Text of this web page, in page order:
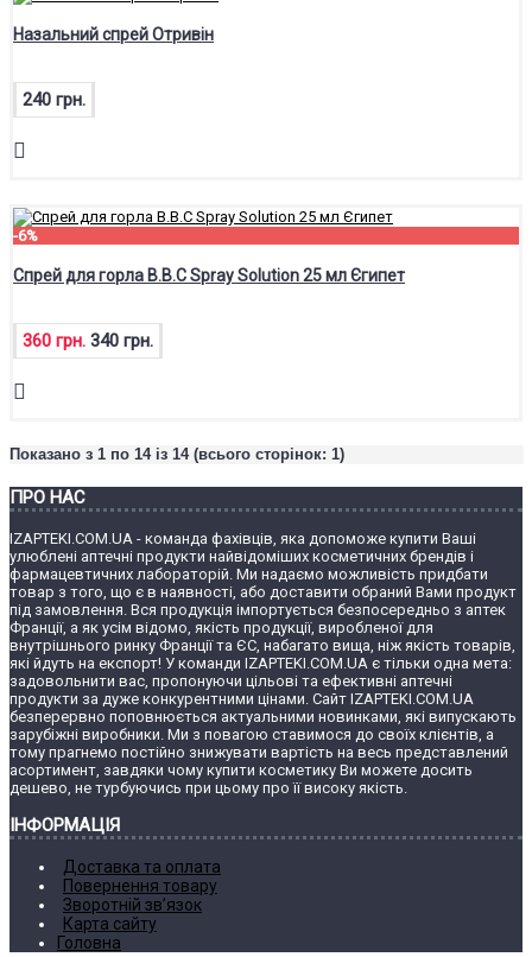
Назальний спрей Отривін
240 грн.
-6%
Спрей для горла B.B.C Spray Solution 25 мл Єгипет
360 грн. 340 грн.
Показано з 1 по 14 із 14 (всього сторінок: 1)
ПРО НАС
IZAPTEKI.COM.UA - команда фахівців, яка допоможе купити Ваші
улюблені аптечні продукти найвідоміших косметичних брендів і
фармацевтичних лабораторій. Ми надаємо можливість придбати
товар з того, що є в наявності, або доставити обраний Вами продукт
під замовлення. Вся продукція імпортується безпосередньо з аптек
Франції, а як усім відомо, якість продукції, виробленої для
внутрішнього ринку Франції та ЄС, набагато вища, ніж якість товарів,
які йдуть на експорт! У команди IZAPTEKI.COM.UA є тільки одна мета:
задовольнити вас, пропонуючи цільові та ефективні аптечні
продукти за дуже конкурентними цінами. Сайт IZAPTEKI.COM.UA
безперервно поповнюється актуальними новинками, які випускають
зарубіжні виробники. Ми з повагою ставимося до своїх клієнтів, а
тому прагнемо постійно знижувати вартість на весь представлений
асортимент, завдяки чому купити косметику Ви можете досить
дешево, не турбуючись при цьому про її високу якість.
ІНФОРМАЦІЯ
Доставка та оплата
Повернення товару
Зворотній зв’язок
Карта сайту
Головна